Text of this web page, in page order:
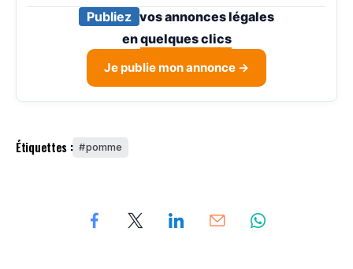
Publiez vos annonces légales
enquelques clics
Je publie mon annonce →
Étiquettes : pomme